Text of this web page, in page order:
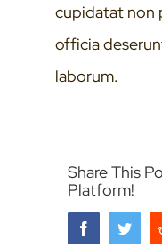
cupidatat non
officia
laborum.
Share This
Platform!
Facebook